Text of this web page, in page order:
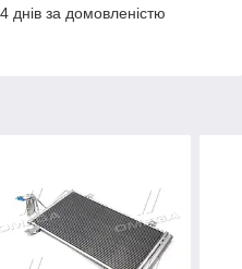
днів за домовленістю